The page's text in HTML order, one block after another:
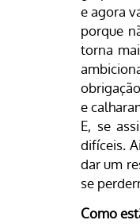
e agora
porque
torna
e
E, se
difíceis.
dar um
se
Como